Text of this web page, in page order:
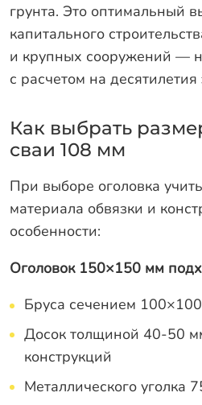
грунта. Это оптимальный
капитального
и крупных сооружений —
с расчетом на десятилетия
Как выбрать
сваи 108 мм
При выборе оголовка
материала обвязки и
особенности:
Оголовок 150×150 мм
Бруса сечением
Досок толщиной 40-50
конструкций
Металлического уголка